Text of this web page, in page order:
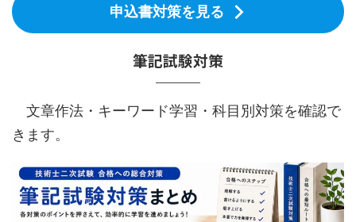
申込書対策を見る
筆記試験対策
文章作法・キーワード学習・科目別対策を確認で
きます。